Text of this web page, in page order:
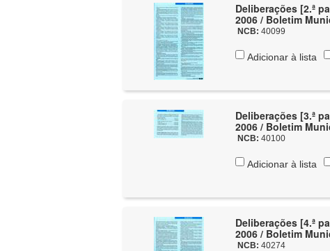
Deliberações [2.ª
2006 / Boletim
NCB:40099
Adicionar à lista
Deliberações [3.ª
2006 / Boletim
NCB:40100
Adicionar à lista
Deliberações [4.ª
2006 / Boletim
NCB:40274